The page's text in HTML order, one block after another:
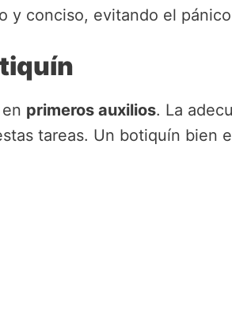
y conciso, evitando el
primeros auxilios. La
tareas. Un botiquín bien